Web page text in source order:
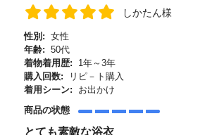
しかたん様
性別: 女性
年齢: 50代
着物着用歴:
1年～3年
購入回数:
リピ－ト購入
着用シーン:
お出かけ
商品の状態
とても素敵な浴衣